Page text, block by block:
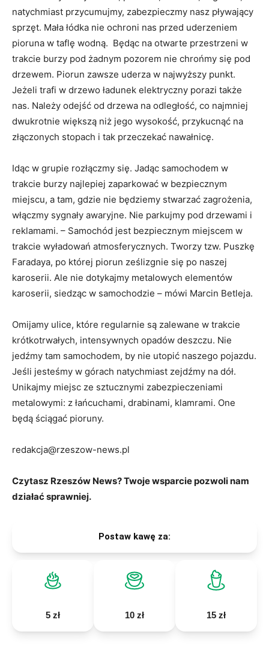
natychmiast przycumujmy, zabezpieczmy nasz pływający
sprzęt. Mała łódka nie ochroni nas przed uderzeniem
pioruna w taflę wodną. Będąc na otwarte przestrzeni w
trakcie burzy pod żadnym pozorem nie chrońmy się pod
drzewem. Piorun zawsze uderza w najwyższy punkt.
Jeżeli trafi w drzewo ładunek elektryczny porazi także
nas. Należy odejść od drzewa na odległość, co najmniej
dwukrotnie większą niż jego wysokość, przykucnąć na
złączonych stopach i tak przeczekać nawałnicę.
Idąc w grupie rozłączmy się. Jadąc samochodem w
trakcie burzy najlepiej zaparkować w bezpiecznym
miejscu, a tam, gdzie nie będziemy stwarzać zagrożenia,
włączmy sygnały awaryjne. Nie parkujmy pod drzewami i
reklamami. – Samochód jest bezpiecznym miejscem w
trakcie wyładowań atmosferycznych. Tworzy tzw. Puszkę
Faradaya, po której piorun ześlizgnie się po naszej
karoserii. Ale nie dotykajmy metalowych elementów
karoserii, siedząc w samochodzie – mówi Marcin Betleja.
Omijamy ulice, które regularnie są zalewane w trakcie
krótkotrwałych, intensywnych opadów deszczu. Nie
jedźmy tam samochodem, by nie utopić naszego pojazdu.
Jeśli jesteśmy w górach natychmiast zejdźmy na dół.
Unikajmy miejsc ze sztucznymi zabezpieczeniami
metalowymi: z łańcuchami, drabinami, klamrami. One
będą ściągać pioruny.
redakcja@rzeszow-news.pl
Czytasz Rzeszów News? Twoje wsparcie pozwoli nam
działać sprawniej.
Postaw kawę za:
5 zł 10 zł 15 zł